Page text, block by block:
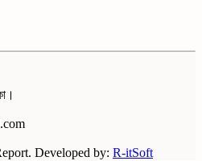
Developed by: R-itSoft